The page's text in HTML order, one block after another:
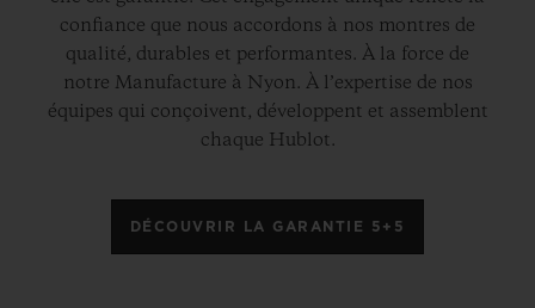
confiance que nous accordons à nos montres de
qualité, durables et performantes. À la force de
notre Manufacture à Nyon. À l’expertise de nos
équipes qui conçoivent, développent et assemblent
chaque Hublot.
DÉCOUVRIR LA GARANTIE 5+5